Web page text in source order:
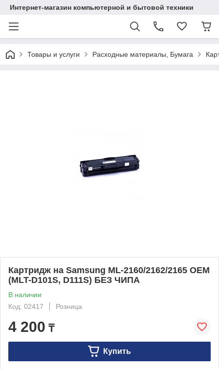
Интернет-магазин компьютерной и бытовой техники
Товары и услуги Расходные материалы, Бумага
Картридж на Samsung ML-2160/2162/2165 OEM
(MLT-D101S, D111S) БЕЗ ЧИПА
В наличии
Код: 02417
Розница
4 200 ₸
Купить